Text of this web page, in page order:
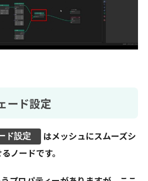
ード設定
ド設定
はメッシュにスムーズシ
ノードです。